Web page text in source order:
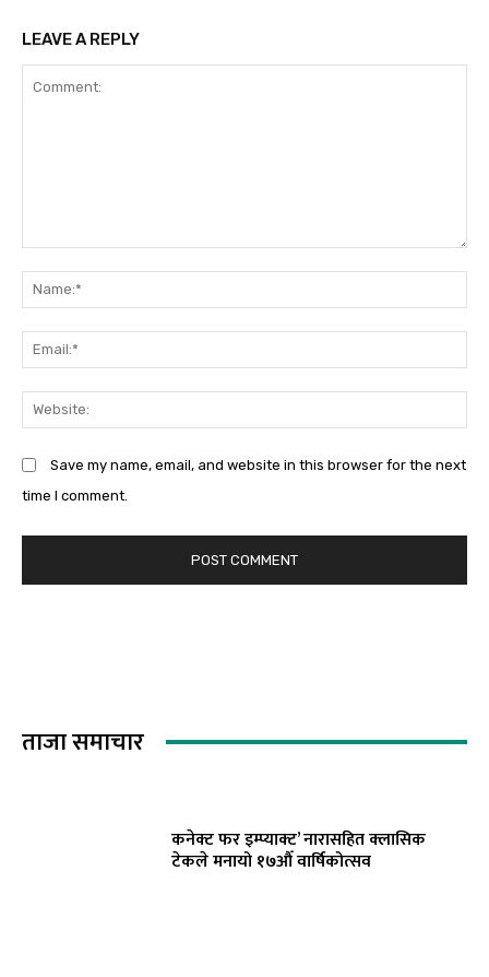
LEAVE A REPLY
Save my name, email, and website in this browser for the next
time I comment.
ताजा समाचार
कनेक्ट फर इम्प्याक्ट’ नारासहित क्लासिक
टेकले मनायो १७औँ वार्षिकोत्सव